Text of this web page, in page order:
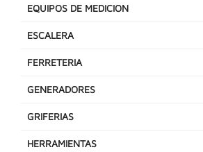
EQUIPOS DE MEDICION
ESCALERA
FERRETERIA
GENERADORES
GRIFERIAS
HERRAMIENTAS